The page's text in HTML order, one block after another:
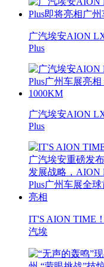
广汽埃安AION
Plus
广汽埃安AION
Plus
IT'S AION TIME
汽埃